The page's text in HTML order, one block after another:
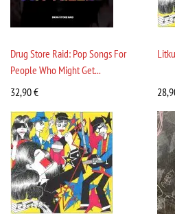
Drug Store Raid: Pop Songs For
People Who Might Get...
32,90€